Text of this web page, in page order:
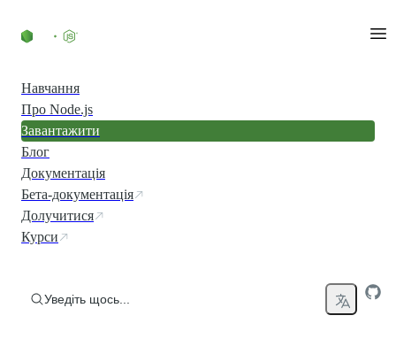
Навчання
Про Node.js
Завантажити
Блог
Документація
Бета-документація
Долучитися
Курси
Уведіть щось...